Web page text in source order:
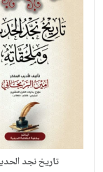
تاريخ نجد